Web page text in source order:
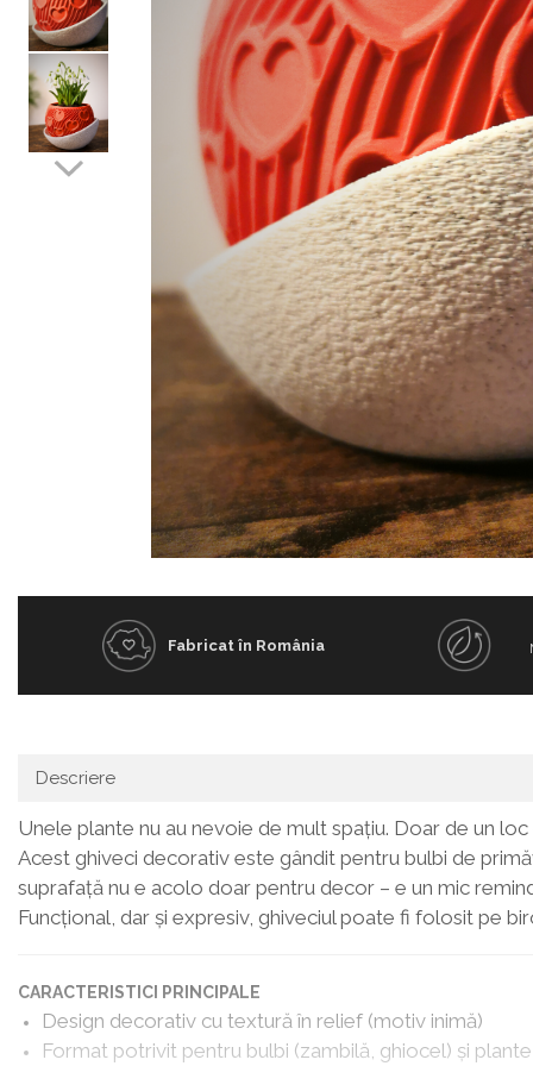
Facebook
Fabricat în România
Descriere
Unele plante nu au nevoie de mult spațiu. Doar de un loc
Acest ghiveci decorativ este gândit pentru bulbi de
suprafață nu e acolo doar pentru decor – e un mic
Funcțional, dar și expresiv, ghiveciul poate fi folosit pe
CARACTERISTICI PRINCIPALE
Design decorativ cu textură în relief (motiv inimă)
Format potrivit pentru bulbi (zambilă, ghiocel) și